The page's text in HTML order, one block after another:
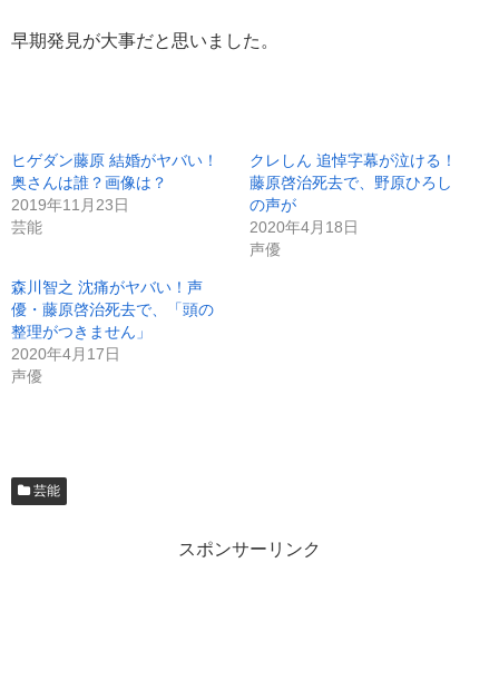
早期発見が大事だと思いました。
ヒゲダン藤原 結婚がヤバい！
奥さんは誰？画像は？
2019年11月23日
芸能
クレしん 追悼字幕が泣ける！
藤原啓治死去で、野原ひろし
の声が
2020年4月18日
声優
森川智之 沈痛がヤバい！声
優・藤原啓治死去で、「頭の
整理がつきません」
2020年4月17日
声優
芸能
スポンサーリンク